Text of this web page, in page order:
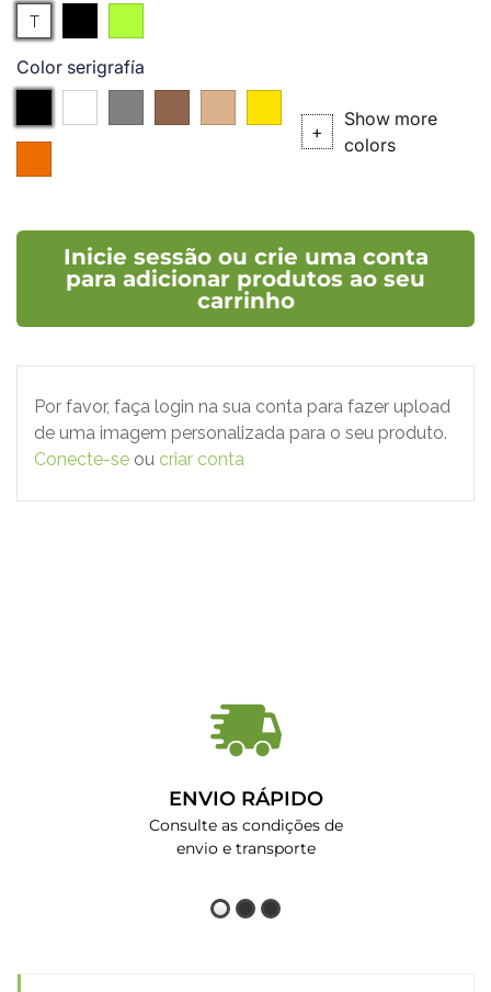
Translucido
T
Translúcido
Color serigrafía
(P.
(P.
(P.021C)
+
Show more
colors
Inicie sessão ou crie uma conta
para adicionar produtos ao seu
carrinho
Por favor, faça login na sua conta para fazer upload
de uma imagem personalizada para o seu produto.
Conecte-se ou criar conta
ENVIO RÁPIDO
Consulte as condições de
envio e transporte